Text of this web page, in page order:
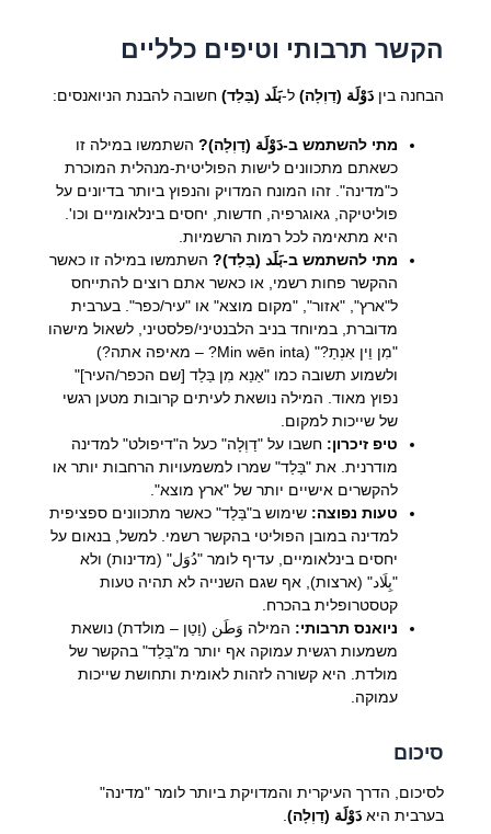
הקשר תרבותי וטיפים כלליים
הבחנה בין دَوْلَة (דַוְלָה)ל-بَلَد (בַּלַד)חשובה להבנת הניואנסים:
מתי להשתמש ב-دَوْلَة (דַוְלָה)?השתמשו במילה זו
כשאתם מתכוונים לישות הפוליטית-מנהלית המוכרת
כ"מדינה". זהו המונח המדויק והנפוץ ביותר בדיונים על
פוליטיקה, גאוגרפיה, חדשות, יחסים בינלאומיים וכו'.
היא מתאימה לכל רמות הרשמיות.
מתי להשתמש ב-بَلَد (בַּלַד)?השתמשו במילה זו כאשר
ההקשר פחות רשמי, או כאשר אתם רוצים להתייחס
ל"ארץ", "אזור", "מקום מוצא" או "עיר/כפר". בערבית
מדוברת, במיוחד בניב הלבנטיני/פלסטיני, לשאול מישהו
"מִן וֵין אִנְתַ?" (Min wēn inta? – מאיפה אתה?)
ולשמוע תשובה כמו "אַנַא מִן בַּלַד [שם הכפר/העיר]"
נפוץ מאוד. המילה נושאת לעיתים קרובות מטען רגשי
של שייכות למקום.
טיפ זיכרון: חשבו על "דַוְלָה" כעל ה"דיפולט" למדינה
מודרנית. את "בַּלַד" שמרו למשמעויות הרחבות יותר או
להקשרים אישיים יותר של "ארץ מוצא".
טעות נפוצה: שימוש ב"בַּלַד" כאשר מתכוונים ספציפית
למדינה במובן הפוליטי בהקשר רשמי. למשל, בנאום על
יחסים בינלאומיים, עדיף לומר "دُوَل" (מדינות) ולא
"بِلَاد" (ארצות), אף שגם השנייה לא תהיה טעות
קטסטרופלית בהכרח.
ניואנס תרבותי: המילה وَطَن (וַטַן – מולדת) נושאת
משמעות רגשית עמוקה אף יותר מ"בַּלַד" בהקשר של
מולדת. היא קשורה לזהות לאומית ותחושת שייכות
עמוקה.
סיכום
לסיכום, הדרך העיקרית והמדויקת ביותר לומר "מדינה"
בערבית היא دَوْلَة (דַוְלָה).